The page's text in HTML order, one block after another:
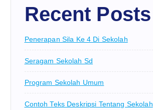
Recent Posts
Penerapan Sila Ke 4 Di Sekolah
Seragam Sekolah Sd
Program Sekolah Umum
Contoh Teks Deskripsi Tentang Sekolah